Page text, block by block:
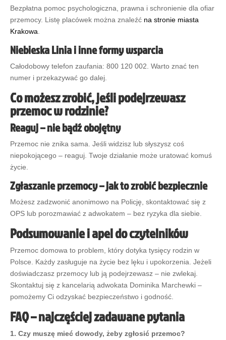
Bezpłatna pomoc psychologiczna, prawna i schronienie dla ofiar
przemocy. Listę placówek można znaleźć na stronie miasta
Krakowa
Niebieska Linia i inne formy wsparcia
Całodobowy telefon zaufania: 800 120 002. Warto znać ten
numer i przekazywać go dalej.
Co możesz zrobić, jeśli podejrzewasz
przemoc w rodzinie?
Reaguj – nie bądź obojętny
Przemoc nie znika sama. Jeśli widzisz lub słyszysz coś
niepokojącego – reaguj. Twoje działanie może uratować komuś
życie.
Zgłaszanie przemocy – jak to zrobić bezpiecznie
Możesz zadzwonić anonimowo na Policję, skontaktować się z
OPS lub porozmawiać z adwokatem – bez ryzyka dla siebie.
Podsumowanie i apel do czytelników
Przemoc domowa to problem, który dotyka tysięcy rodzin w
Polsce. Każdy zasługuje na życie bez lęku i upokorzenia. Jeżeli
doświadczasz przemocy lub ją podejrzewasz – nie zwlekaj.
Skontaktuj się z kancelarią adwokata Dominika Marchewki –
pomożemy Ci odzyskać bezpieczeństwo i godność.
FAQ – najczęściej zadawane pytania
1. Czy muszę mieć dowody, żeby zgłosić przemoc?
0
Shares